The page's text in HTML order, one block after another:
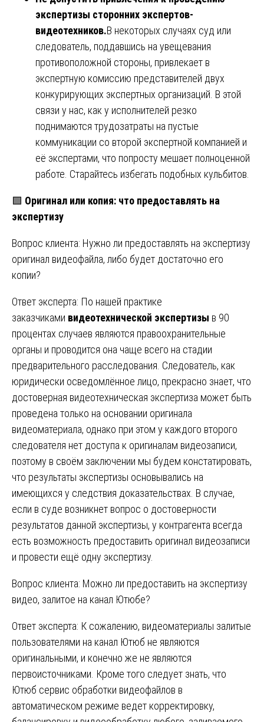
экспертизы сторонних экспертов-
видеотехников.В некоторых случаях суд или
следователь, поддавшись на увещевания
противоположной стороны, привлекает в
экспертную комиссию представителей двух
конкурирующих экспертных организаций. В этой
связи у нас, как у исполнителей резко
поднимаются трудозатраты на пустые
коммуникации со второй экспертной компанией и
её экспертами, что попросту мешает полноценной
работе. Старайтесь избегать подобных кульбитов.
🟩 Оригинал или копия: что предоставлять на
экспертизу
Вопрос клиента: Нужно ли предоставлять на экспертизу
оригинал видеофайла, либо будет достаточно его
копии?
Ответ эксперта: По нашей практике
заказчиками видеотехнической экспертизы в 90
процентах случаев являются правоохранительные
органы и проводится она чаще всего на стадии
предварительного расследования. Следователь, как
юридически осведомлённое лицо, прекрасно знает, что
достоверная видеотехническая экспертиза может быть
проведена только на основании оригинала
видеоматериала, однако при этом у каждого второго
следователя нет доступа к оригиналам видеозаписи,
поэтому в своём заключении мы будем констатировать,
что результаты экспертизы основывались на
имеющихся у следствия доказательствах. В случае,
если в суде возникнет вопрос о достоверности
результатов данной экспертизы, у контрагента всегда
есть возможность предоставить оригинал видеозаписи
и провести ещё одну экспертизу.
Вопрос клиента: Можно ли предоставить на экспертизу
видео, залитое на канал Ютюбе?
Ответ эксперта: К сожалению, видеоматериалы залитые
пользователями на канал Ютюб не являются
оригинальными, и конечно же не являются
первоисточниками. Кроме того следует знать, что
Ютюб сервис обработки видеофайлов в
автоматическом режиме ведет корректировку,